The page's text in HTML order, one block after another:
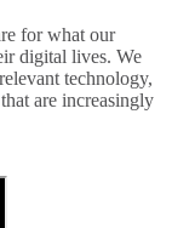
for what our
digital lives. We
technology,
are increasingly